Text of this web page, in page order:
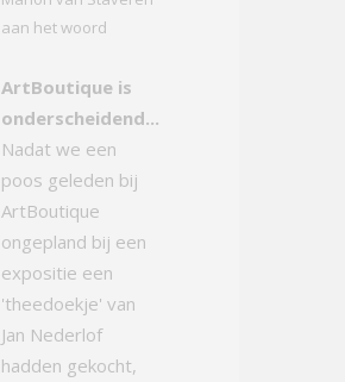
aan het woord
ArtBoutique is
onderscheidend...
Nadat we een
poos geleden bij
ArtBoutique
ongepland bij een
expositie een
'theedoekje' van
Jan Nederlof
hadden gekocht,